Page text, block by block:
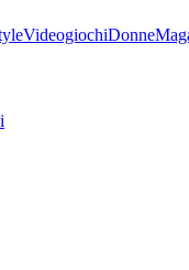
VideogiochiDonne